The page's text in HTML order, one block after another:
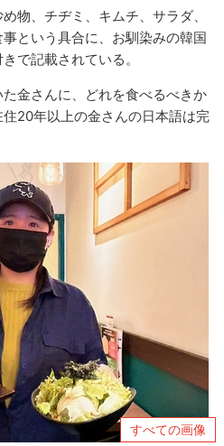
物、チヂミ、キムチ、サラダ、
という具合に、お馴染みの韓国
で記載されている。
金さんに、どれを食べるべきか
20年以上の金さんの日本語は完
すべての画像